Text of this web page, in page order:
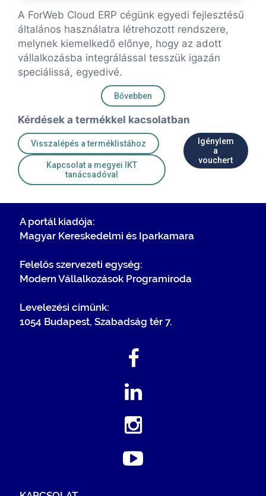
A ForWeb Cloud ERP cégünk egyedi fejlesztésű
általános használatra létrehozott rendszere,
melynek kiemelkedő előnye, hogy az adott
vállalkozásba integrálással tesszük igazán
speciálissá, egyedivé.
Bővebben
Kérdések a termékkel kacsolatban
Visszalépés a terméklistához
Kapcsolat a megyei IKT
tanácsadóval
Igénylem
a
vouchert
A portál kiadója:
Magyar Kereskedelmi és Iparkamara
Felelős szervezeti egység:
Modern Vállalkozások Programiroda
Levelezési címünk:
1054 Budapest, Szabadság tér 7.